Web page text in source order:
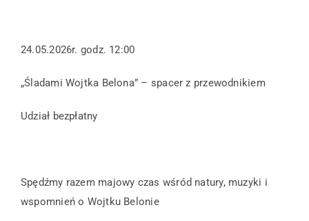
24.05.2026r. godz. 12:00
„Śladami Wojtka Belona” – spacer z przewodnikiem
Udział bezpłatny
Spędźmy razem majowy czas wśród natury, muzyki i
wspomnień o Wojtku Belonie